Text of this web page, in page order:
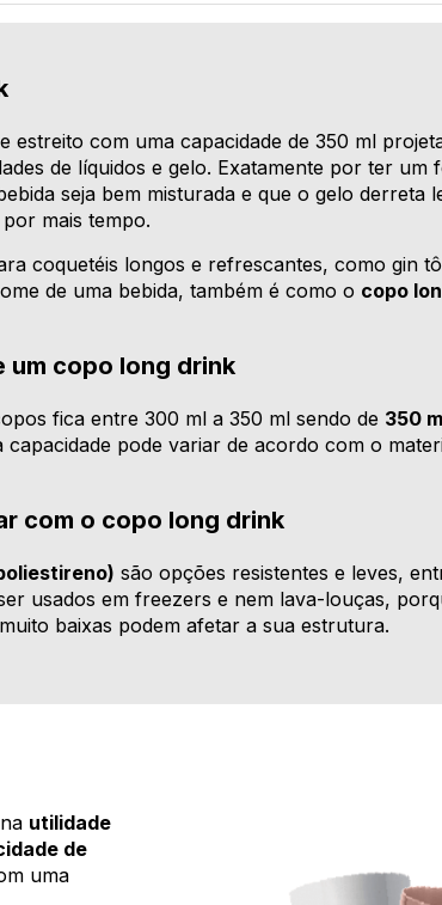
estreito com uma capacidade de 350 ml
de líquidos e gelo. Exatamente por ter um
seja bem misturada e que o gelo derreta
mais tempo.
coquetéis longos e refrescantes, como gin
de uma bebida, também é como o copo
um copo long drink
fica entre 300 ml a 350 ml sendo de 350
capacidade pode variar de acordo com o
com o copo long drink
são opções resistentes e leves,
usados em freezers e nem lava-louças,
baixas podem afetar a sua estrutura.
utilidade
de
uma